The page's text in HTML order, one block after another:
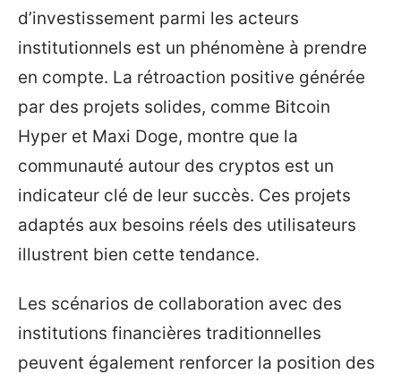
d’investissement parmi les acteurs
institutionnels est un phénomène à prendre
en compte. La rétroaction positive générée
par des projets solides, comme Bitcoin
Hyper et Maxi Doge, montre que la
communauté autour des cryptos est un
indicateur clé de leur succès. Ces projets
adaptés aux besoins réels des utilisateurs
illustrent bien cette tendance.
Les scénarios de collaboration avec des
institutions financières traditionnelles
peuvent également renforcer la position des